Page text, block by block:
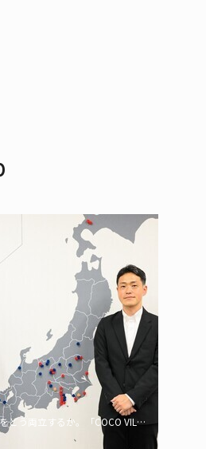
どう両立するか。「COCO VILLA Owners」